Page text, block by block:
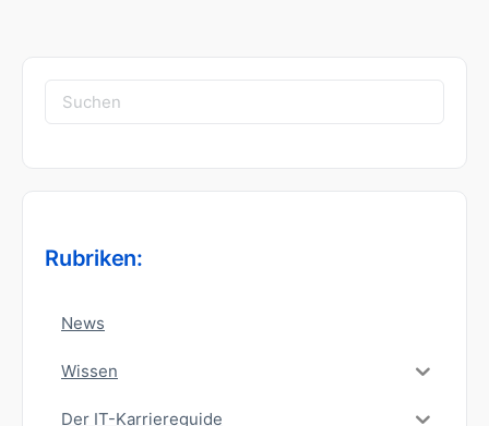
Suchen
nach:
Rubriken:
News
Wissen
Der IT-Karriereguide